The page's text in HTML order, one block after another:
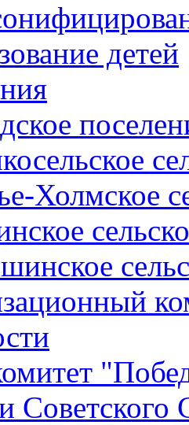
детей
Холмское
Советского